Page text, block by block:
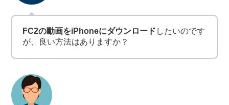
FC2の動画をiPhoneにダウンロード したいのです
が、良い方法はありますか？